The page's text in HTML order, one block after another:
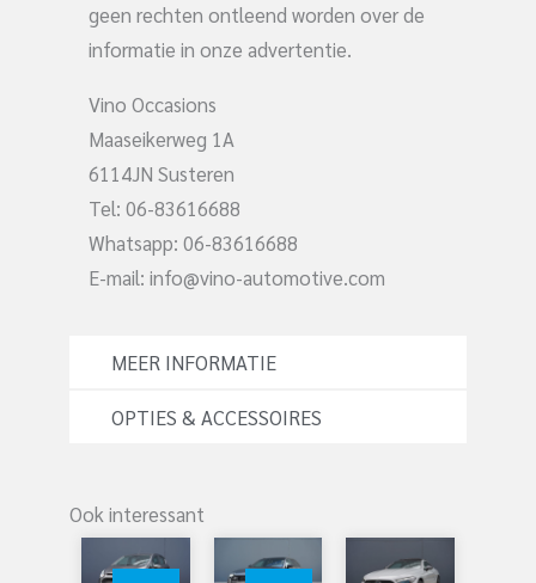
MEER INFORMATIE
OPTIES & ACCESSOIRES
geen rechten ontleend worden over de
informatie in onze advertentie.
Vino Occasions
Maaseikerweg 1A
6114JN Susteren
Tel: 06-83616688
Whatsapp: 06-83616688
E-mail: info@vino-automotive.com
Ook interessant